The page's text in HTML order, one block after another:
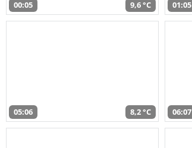
00:05 9,6 °C 01:05
05:06 8,2 °C 06:07